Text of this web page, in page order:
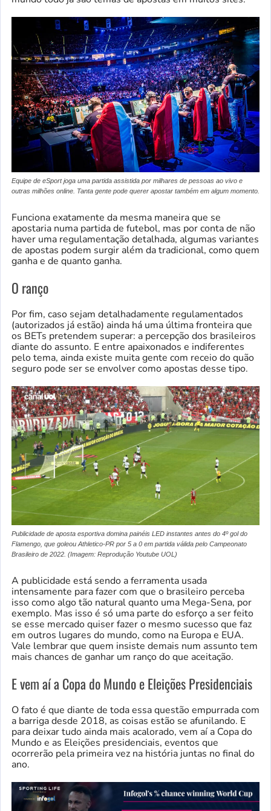
Equipe de eSport joga uma partida assistida por milhares de pessoas ao vivo e
outras milhões online. Tanta gente pode querer apostar também em algum momento.
Funciona exatamente da mesma maneira que se
apostaria numa partida de futebol, mas por conta de não
haver uma regulamentação detalhada, algumas variantes
de apostas podem surgir além da tradicional, como quem
ganha e de quanto ganha.
O ranço
Por fim, caso sejam detalhadamente regulamentados
(autorizados já estão) ainda há uma última fronteira que
os BETs pretendem superar: a percepção dos brasileiros
diante do assunto. E entre apaixonados e indiferentes
pelo tema, ainda existe muita gente com receio do quão
seguro pode ser se envolver como apostas desse tipo.
Publicidade de aposta esportiva domina painéis LED instantes antes do 4º gol do
Flamengo, que goleou Athletico-PR por 5 a 0 em partida válida pelo Campeonato
Brasileiro de 2022. (Imagem: Reprodução Youtube UOL)
A publicidade está sendo a ferramenta usada
intensamente para fazer com que o brasileiro perceba
isso como algo tão natural quanto uma Mega-Sena, por
exemplo. Mas isso é só uma parte do esforço a ser feito
se esse mercado quiser fazer o mesmo sucesso que faz
em outros lugares do mundo, como na Europa e EUA.
Vale lembrar que quem insiste demais num assunto tem
mais chances de ganhar um ranço do que aceitação.
E vem aí a Copa do Mundo e Eleições Presidenciais
O fato é que diante de toda essa questão empurrada com
a barriga desde 2018, as coisas estão se afunilando. E
para deixar tudo ainda mais acalorado, vem aí a Copa do
Mundo e as Eleições presidenciais, eventos que
ocorrerão pela primeira vez na história juntas no final do
ano.